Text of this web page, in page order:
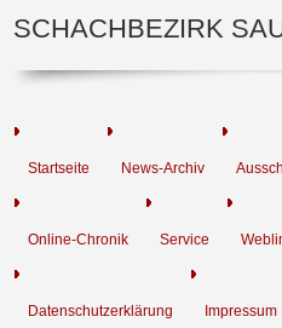
SCHACHBEZIRK
Startseite News-Archiv
Online-Chronik Service
Datenschutzerklärung Impressum